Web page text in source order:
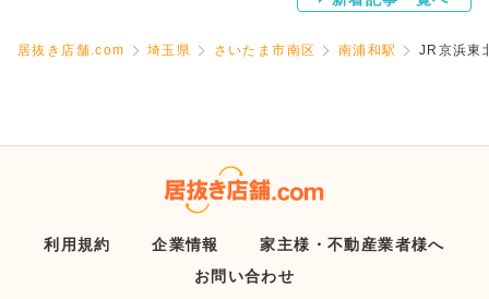
居抜き店舗.com 埼玉県 さいたま市南区 南浦和駅 JR京浜東
利用規約 企業情報
家主様・不動産業者様へ
お問い合わせ